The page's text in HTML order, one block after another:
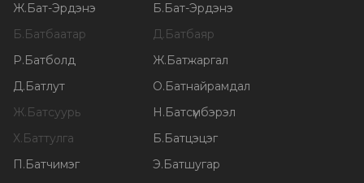
Ж.Бат-Эрдэнэ Б.Бат-Эрдэнэ
Б.Батбаатар Д.Батбаяр
Р.Батболд Ж.Батжаргал
Д.Батлут О.Батнайрамдал
Ж.Батсуурь Н.Батсүмбэрэл
Х.Баттулга Б.Батцэцэг
П.Батчимэг Э.Батшугар